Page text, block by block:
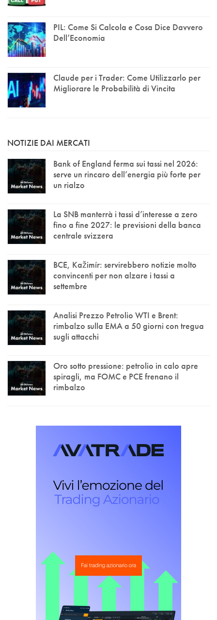
PIL: Come Si Calcola e Cosa Dice Davvero
Dell’Economia
Claude per i Trader: Come Utilizzarlo per
Migliorare le Probabilità di Vincita
NOTIZIE DAI MERCATI
Bank of England ferma sui tassi nel 2026:
serve un rincaro dell’energia più forte per
un rialzo
La SNB manterrà i tassi d’interesse a zero
fino a fine 2027: le previsioni della banca
centrale svizzera
BCE, Kažimír: servirebbero notizie molto
convincenti per non alzare i tassi a
settembre
Analisi Prezzo Petrolio WTI e Brent:
rimbalzo sulla EMA a 50 giorni con tregua
sugli attacchi
Oro sotto pressione: petrolio in calo apre
spiragli, ma FOMC e PCE frenano il
rimbalzo